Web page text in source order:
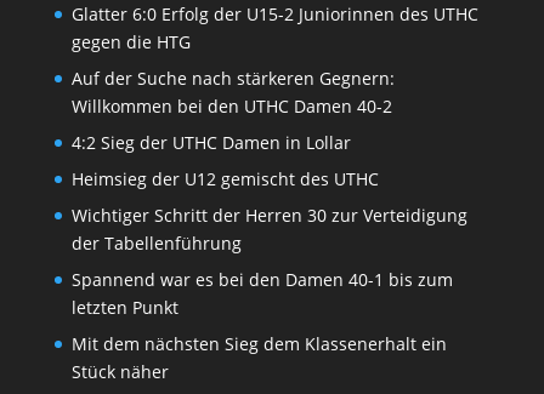
Glatter 6:0 Erfolg der U15-2 Juniorinnen des UTHC
gegen die HTG
Auf der Suche nach stärkeren Gegnern:
Willkommen bei den UTHC Damen 40-2
4:2 Sieg der UTHC Damen in Lollar
Heimsieg der U12 gemischt des UTHC
Wichtiger Schritt der Herren 30 zur Verteidigung
der Tabellenführung
Spannend war es bei den Damen 40-1 bis zum
letzten Punkt
Mit dem nächsten Sieg dem Klassenerhalt ein
Stück näher